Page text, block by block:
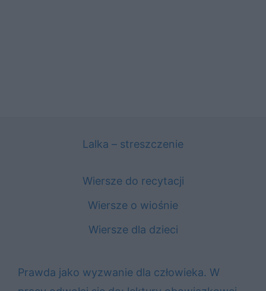
Lalka – streszczenie
Wiersze do recytacji
Wiersze o wiośnie
Wiersze dla dzieci
Prawda jako wyzwanie dla człowieka. W